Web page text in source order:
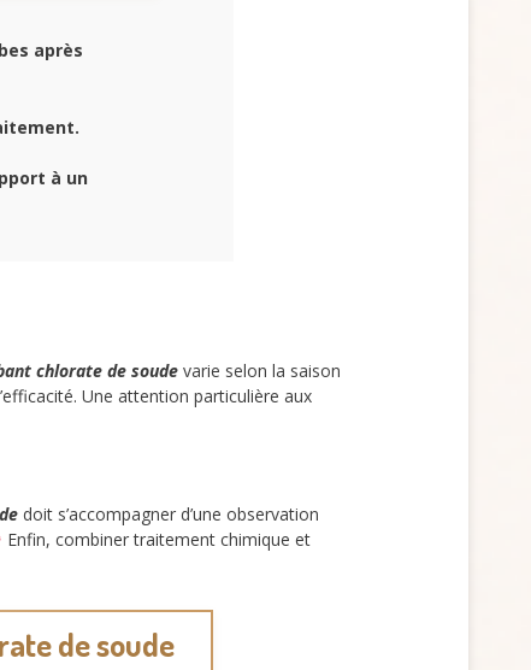
après
à un
chlorate de soude varie selon la saison
Une attention particulière aux
doit s’accompagner d’une observation
Enfin, combiner traitement chimique et
de soude